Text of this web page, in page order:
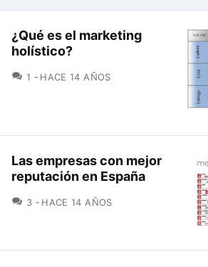
¿Qué es el marketing
holístico?
1 COMENTARIOS
HACE 14 AÑOS
Las empresas con mejor
reputación en España
3 COMENTARIOS
HACE 14 AÑOS